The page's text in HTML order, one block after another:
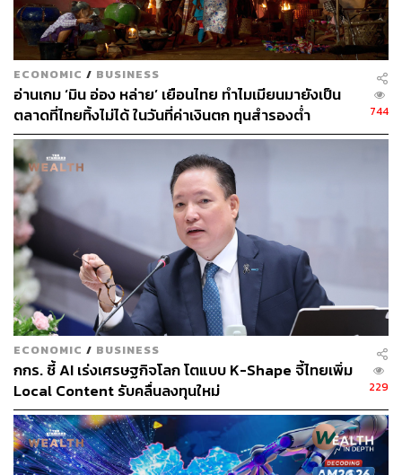
ดุลการชำระเงินเกินดุลที่ 1.5 พันล้านดอลลาร์ ขณะที่เงิน
ทุนสำรองของไทยยังคงเพียงพอโดยอยู่ในระดับ 2.7 เท่าเมื่อ
เทียบกับหนี้ต่างประเทศระยะสั้น
แนวโน้มดุลการค้าไทยในปี 2567 เป็นอย่างไร?
สำหรับในปี 2567 Krungthai COMPASS ประเมินว่า ไทยมี
แนวโน้มที่จะขาดดุลการค้า ‘ต่อเนื่อง’ และมูลค่าการขาด
ดุลการค้าก็อาจ ‘เพิ่มขึ้น’ เนื่องจากการนำเข้าจะกลับมาขยาย
ตัวที่ 3.7% สูงกว่าการส่งออกที่จะโตประมาณ 3.1%
ประเทศไทยขาดดุลการค้ากับจีน ‘เป็นประวัติการณ์’
จากปัจจัยใด?
Krungthai COMPASS ระบุว่า การนำเข้าสินค้าจากจีนเข้า
มาตีตลาดในไทย เป็นหนึ่งในสาเหตุ โดยจากข้อมูลช่วง 5 ปีที่
ผ่านมา ไทยมีมูลค่าการค้าขาดดุลต่อจีนมาตลอดเฉลี่ยสูงถึง
เดือนละ 7.9 หมื่นล้านบาท โดยล่าสุดในปี 2566 ไทยขาด
ดุลการค้ากับจีน 36,635 ล้านดอลลาร์ หรือประมาณ 1.0 แสน
ECONOMIC / BUSINESS
อ่านเกม ‘มิน อ่อง หล่าย’ เยือนไทย ทำไมเมียนมายังเป็น
ตลาดที่ไทยทิ้งไม่ได้ ในวันที่ค่าเงินตก ทุนสำรองต่ำ
744
ECONOMIC / BUSINESS
กกร. ชี้ AI เร่งเศรษฐกิจโลก โตแบบ K-Shape จี้ไทยเพิ่ม
Local Content รับคลื่นลงทุนใหม่
229